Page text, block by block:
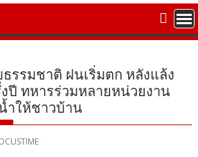
รมชาติ ฝนเริ่มตก หลังแล้ง
ปี ทหารร่วมหลายหน่วยงาน
ำให้ชาวบ้าน